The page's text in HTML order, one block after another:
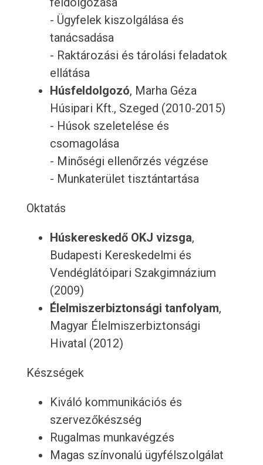
- Ügyfelek kiszolgálása és
tanácsadása
- Raktározási és tárolási feladatok
ellátása
Húsfeldolgozó, Marha Géza
Húsipari Kft., Szeged (2010-2015)
- Húsok szeletelése és
csomagolása
- Minőségi ellenőrzés végzése
- Munkaterület tisztántartása
Oktatás
Húskereskedő OKJ vizsga,
Budapesti Kereskedelmi és
Vendéglátóipari Szakgimnázium
(2009)
Élelmiszerbiztonsági tanfolyam,
Magyar Élelmiszerbiztonsági
Hivatal (2012)
Készségek
Kiváló kommunikációs és
szervezőkészség
Rugalmas munkavégzés
Magas színvonalú ügyfélszolgálat